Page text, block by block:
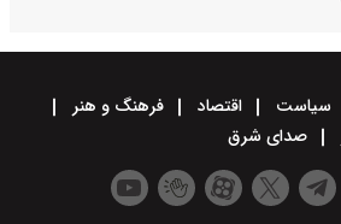
سیاست اقتصاد
فرهنگ و هنر
صدای شرق